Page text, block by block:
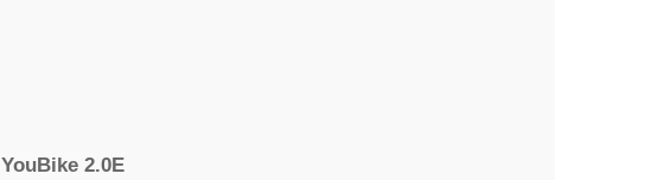
YouBike2.0E